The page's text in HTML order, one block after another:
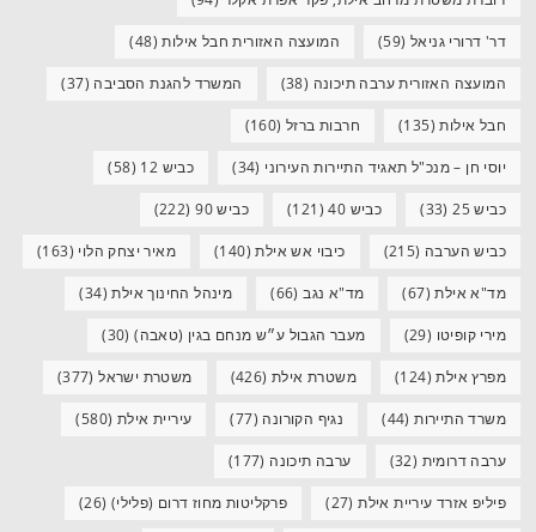
דר' דרורי גניאל (59) המועצה האזורית חבל אילות(48)
המועצה האזורית ערבה תיכונה (38) המשרד להגנת הסביבה (37)
חבל אילות(135) חרבות ברזל (160)
יוסי חן – מנכ"ל תאגיד התיירות העירוני (34) כביש 12 (58)
כביש 25 (33) כביש 40 (121) כביש 90 (222)
כביש הערבה (215) כיבוי אש אילת(140) מאיר יצחק הלוי (163)
מד"א אילת(67) מד"א נגב(66) מינהל החינוך אילת(34)
מירי קופיטו (29) מעבר הגבול ע״ש מנחם בגין (טאבה)(30)
מפרץ אילת(124) משטרת אילת (426) משטרת ישראל(377)
משרד התיירות(44) נגיף הקורונה (77) עיריית אילת (580)
ערבה דרומית (32) ערבה תיכונה (177)
פיליפ אזרד עיריית אילת(27) פרקליטות מחוז דרום (פלילי) (26)